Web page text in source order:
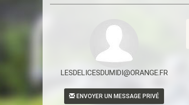
LESDELICESDUMIDI@ORANGE.FR
ENVOYER UN MESSAGE PRIVÉ